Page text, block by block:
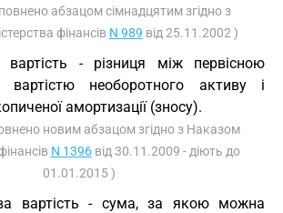
абзацом сімнадцятим згідно з
фінансів N 989 від 25.11.2002 )
- різниця між первісною
вартістю необоротного активу і
амортизації (зносу).
новим абзацом згідно з Наказом
N 1396від 30.11.2009 - діють до
01.01.2015 )
вартість - сума, за якою можна